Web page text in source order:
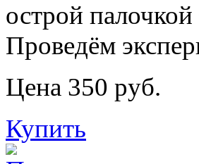
острой
Проведём
Цена 350 руб.
Купить